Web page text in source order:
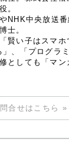
。
NHK中央放送
士。
賢い子はスマ
、「プログラ
としても「マ
合せはこちら »